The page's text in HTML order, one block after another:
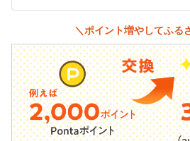
＼ポイント増やしてふる